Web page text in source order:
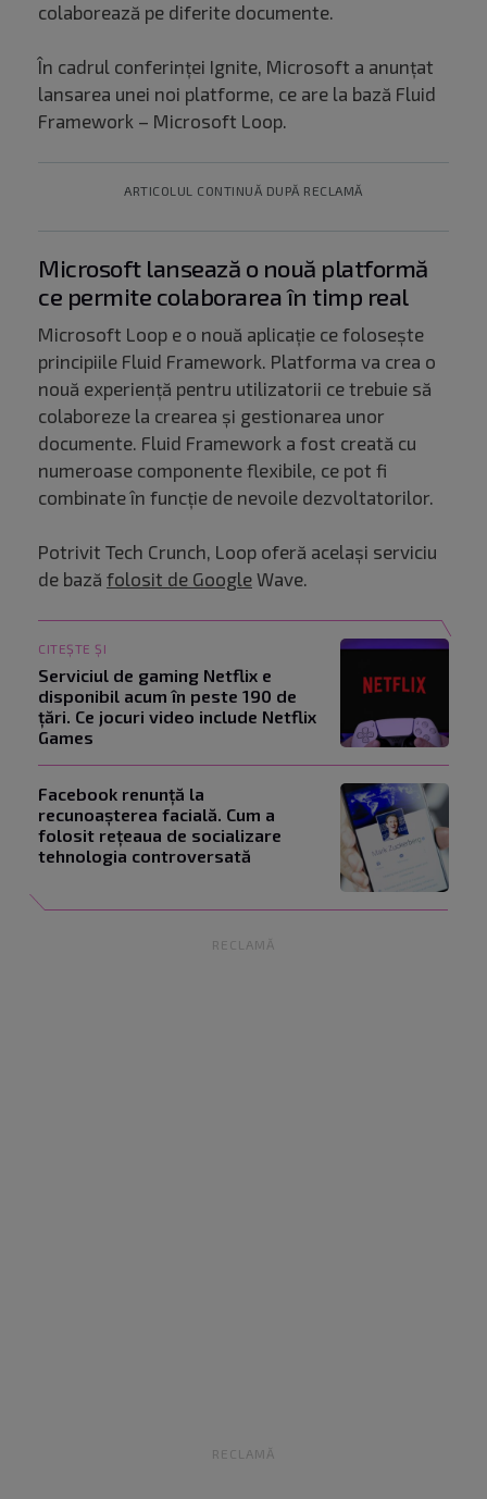
colaborează pe diferite documente.
În cadrul conferinței Ignite, Microsoft a anunțat
lansarea unei noi platforme, ce are la bază Fluid
Framework – Microsoft Loop.
ARTICOLUL CONTINUĂ DUPĂ RECLAMĂ
Microsoft lansează o nouă platformă
ce permite colaborarea în timp real
Microsoft Loop e o nouă aplicație ce folosește
principiile Fluid Framework. Platforma va crea o
nouă experiență pentru utilizatorii ce trebuie să
colaboreze la crearea și gestionarea unor
documente. Fluid Framework a fost creată cu
numeroase componente flexibile, ce pot fi
combinate în funcție de nevoile dezvoltatorilor.
Potrivit Tech Crunch, Loop oferă același serviciu
de bază folosit de Google Wave.
CITEȘTE ȘI
Serviciul de gaming Netflix e
disponibil acum în peste 190 de
țări. Ce jocuri video include Netflix
Games
Facebook renunță la
recunoașterea facială. Cum a
folosit rețeaua de socializare
tehnologia controversată
RECLAMĂ
RECLAMĂ